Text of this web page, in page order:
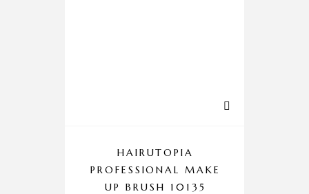
HAIRUTOPIA
PROFESSIONAL MAKE
UP BRUSH 10135